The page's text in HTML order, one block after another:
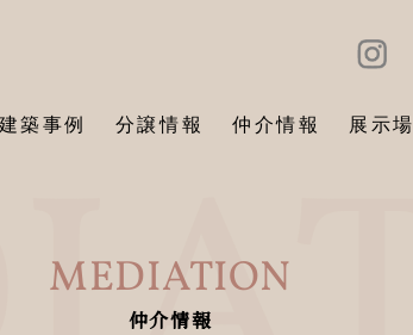
建築事例 分譲情報 仲介情報 展示場
MEDIATION
仲介情報